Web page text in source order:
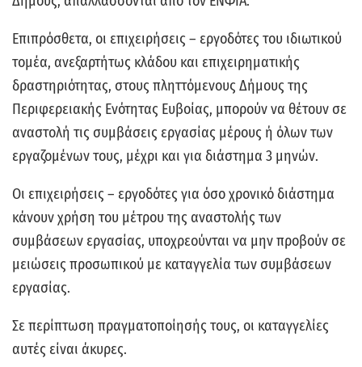
Επιπρόσθετα, οι επιχειρήσεις – εργοδότες του ιδιωτικού
τομέα, ανεξαρτήτως κλάδου και επιχειρηματικής
δραστηριότητας, στους πληττόμενους Δήμους της
Περιφερειακής Ενότητας Ευβοίας, μπορούν να θέτουν σε
αναστολή τις συμβάσεις εργασίας μέρους ή όλων των
εργαζομένων τους, μέχρι και για διάστημα 3 μηνών.
Οι επιχειρήσεις – εργοδότες για όσο χρονικό διάστημα
κάνουν χρήση του μέτρου της αναστολής των
συμβάσεων εργασίας, υποχρεούνται να μην προβούν σε
μειώσεις προσωπικού με καταγγελία των συμβάσεων
εργασίας.
Σε περίπτωση πραγματοποίησής τους, οι καταγγελίες
αυτές είναι άκυρες.